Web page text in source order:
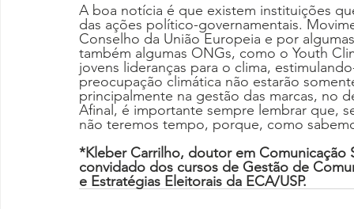
A boa notícia é que existem instituições
das ações político-governamentais.
Conselho da União Europeia e por
também algumas ONGs, como o Youth
jovens lideranças para o clima,
preocupação climática não estarão
principalmente na gestão das marcas, no
Afinal, é importante sempre lembrar que,
não teremos tempo, porque, como
*Kleber Carrilho, doutor em Comunicação
convidado dos cursos de Gestão de
e Estratégias Eleitorais da ECA/USP.